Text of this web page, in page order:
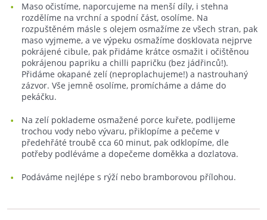
Maso očistíme, naporcujeme na menší díly, i stehna
rozdělíme na vrchní a spodní část, osolíme. Na
rozpuštěném másle s olejem osmažíme ze všech stran, pak
maso vyjmeme, a ve výpeku osmažíme dosklovata nejprve
pokrájené cibule, pak přidáme krátce osmažit i očištěnou
pokrájenou papriku a chilli papričku (bez jádřinců!).
Přidáme okapané zelí (neproplachujeme!) a nastrouhaný
zázvor. Vše jemně osolíme, promícháme a dáme do
pekáčku.
Na zelí poklademe osmažené porce kuřete, podlijeme
trochou vody nebo vývaru, přiklopíme a pečeme v
předehřáté troubě cca 60 minut, pak odklopíme, dle
potřeby podléváme a dopečeme doměkka a dozlatova.
Podáváme nejlépe s rýží nebo bramborovou přílohou.